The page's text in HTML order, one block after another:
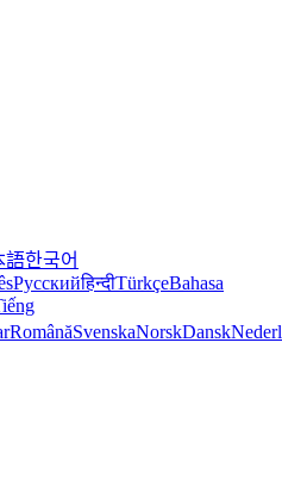
語한국어
Русскийहिन्दीTürkçeBahasa
RomânăSvenskaNorskDansk